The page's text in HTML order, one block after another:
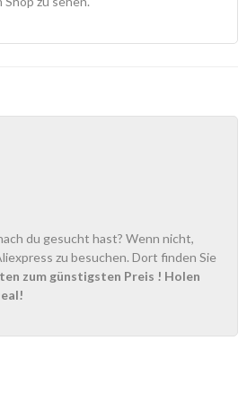
du gesucht hast? Wenn nicht,
zu besuchen. Dort finden Sie
zum günstigsten Preis ! Holen